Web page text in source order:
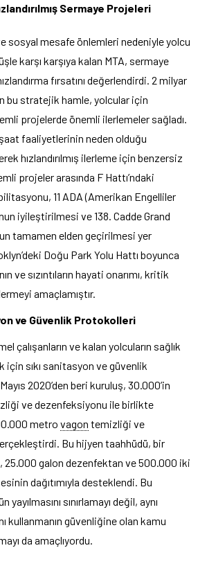
Sermaye Projeleri
sosyal mesafe önlemleri nedeniyle yolcu
karşı karşıya kalan MTA, sermaye
fırsatını değerlendirdi. 2 milyar
bu stratejik hamle, yolcular için
projelerde önemli ilerlemeler sağladı.
faaliyetlerinin neden olduğu
hızlandırılmış ilerleme için benzersiz
projeler arasında F Hattı’ndaki
11 ADA (Amerikan Engelliler
iyileştirilmesi ve 138. Cadde Grand
tamamen elden geçirilmesi yer
Doğu Park Yolu Hattı boyunca
ve sızıntıların hayati onarımı, kritik
amaçlamıştır.
ve Güvenlik Protokolleri
çalışanların ve kalan yolcuların sağlık
sıkı sanitasyon ve güvenlik
2020’den beri kuruluş, 30.000’in
ve dezenfeksiyonu ile birlikte
metro vagon temizliği ve
Bu hijyen taahhüdü, bir
25.000 galon dezenfektan ve 500.000 iki
dağıtımıyla desteklendi. Bu
sınırlamayı değil, aynı
kullanmanın güvenliğine olan kamu
da amaçlıyordu.